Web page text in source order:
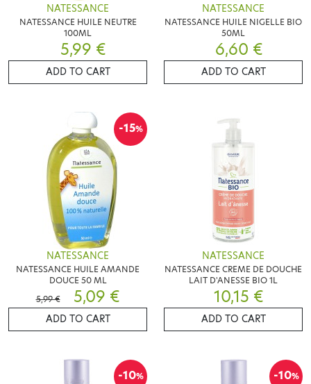
NATESSANCE
NATESSANCE HUILE NEUTRE
100ML
5,99 €
ADD TO CART
NATESSANCE
NATESSANCE HUILE NIGELLE BIO
50ML
6,60 €
ADD TO CART
-15%
NATESSANCE
NATESSANCE HUILE AMANDE
DOUCE 50 ML
5,99 €
5,09 €
ADD TO CART
NATESSANCE
NATESSANCE CREME DE DOUCHE
LAIT D'ANESSE BIO 1L
10,15 €
ADD TO CART
-10% -10%